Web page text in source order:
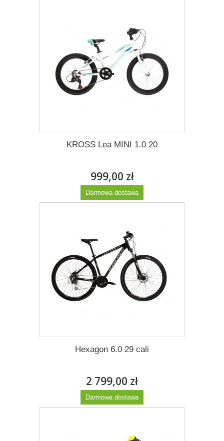
KROSS Lea MINI 1.0 20
999,00 zł
Darmowa dostawa
Hexagon 6.0 29 cali
2 799,00 zł
Darmowa dostawa